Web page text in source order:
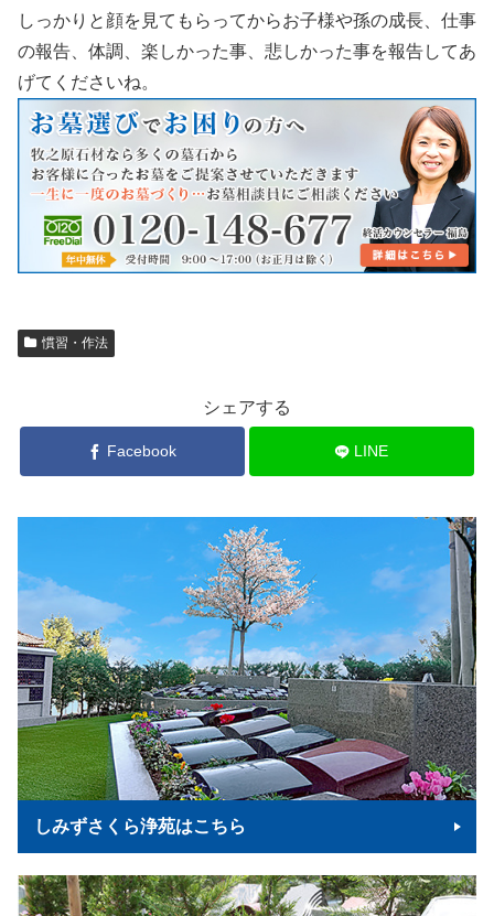
しっかりと顔を見てもらってからお子様や孫の成長、仕事
の報告、体調、楽しかった事、悲しかった事を報告してあ
げてくださいね。
慣習・作法
シェアする
Facebook LINE
しみずさくら浄苑はこちら